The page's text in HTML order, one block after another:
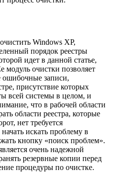
Windows XP,
порядок реестры
идет в данной статье,
модуль очистки позволяет
ошибочные записи,
присутствие которых
всей системы в целом, и
что в рабочей области
области реестра, которые
нет требуется
искать проблему в
кнопку «поиск проблем».
очень надежной
резервные копии перед
процедуры по очистке.